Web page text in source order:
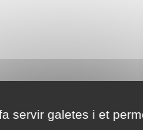
servir galetes i et